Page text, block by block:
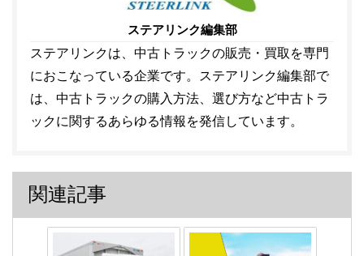
ステアリンク編集部
ステアリンクは、中古トラックの販売・買取を専門
におこなっている企業です。ステアリンク編集部で
は、中古トラックの購入方法、選び方など中古トラ
ックに関するあらゆる情報を発信しています。
関連記事